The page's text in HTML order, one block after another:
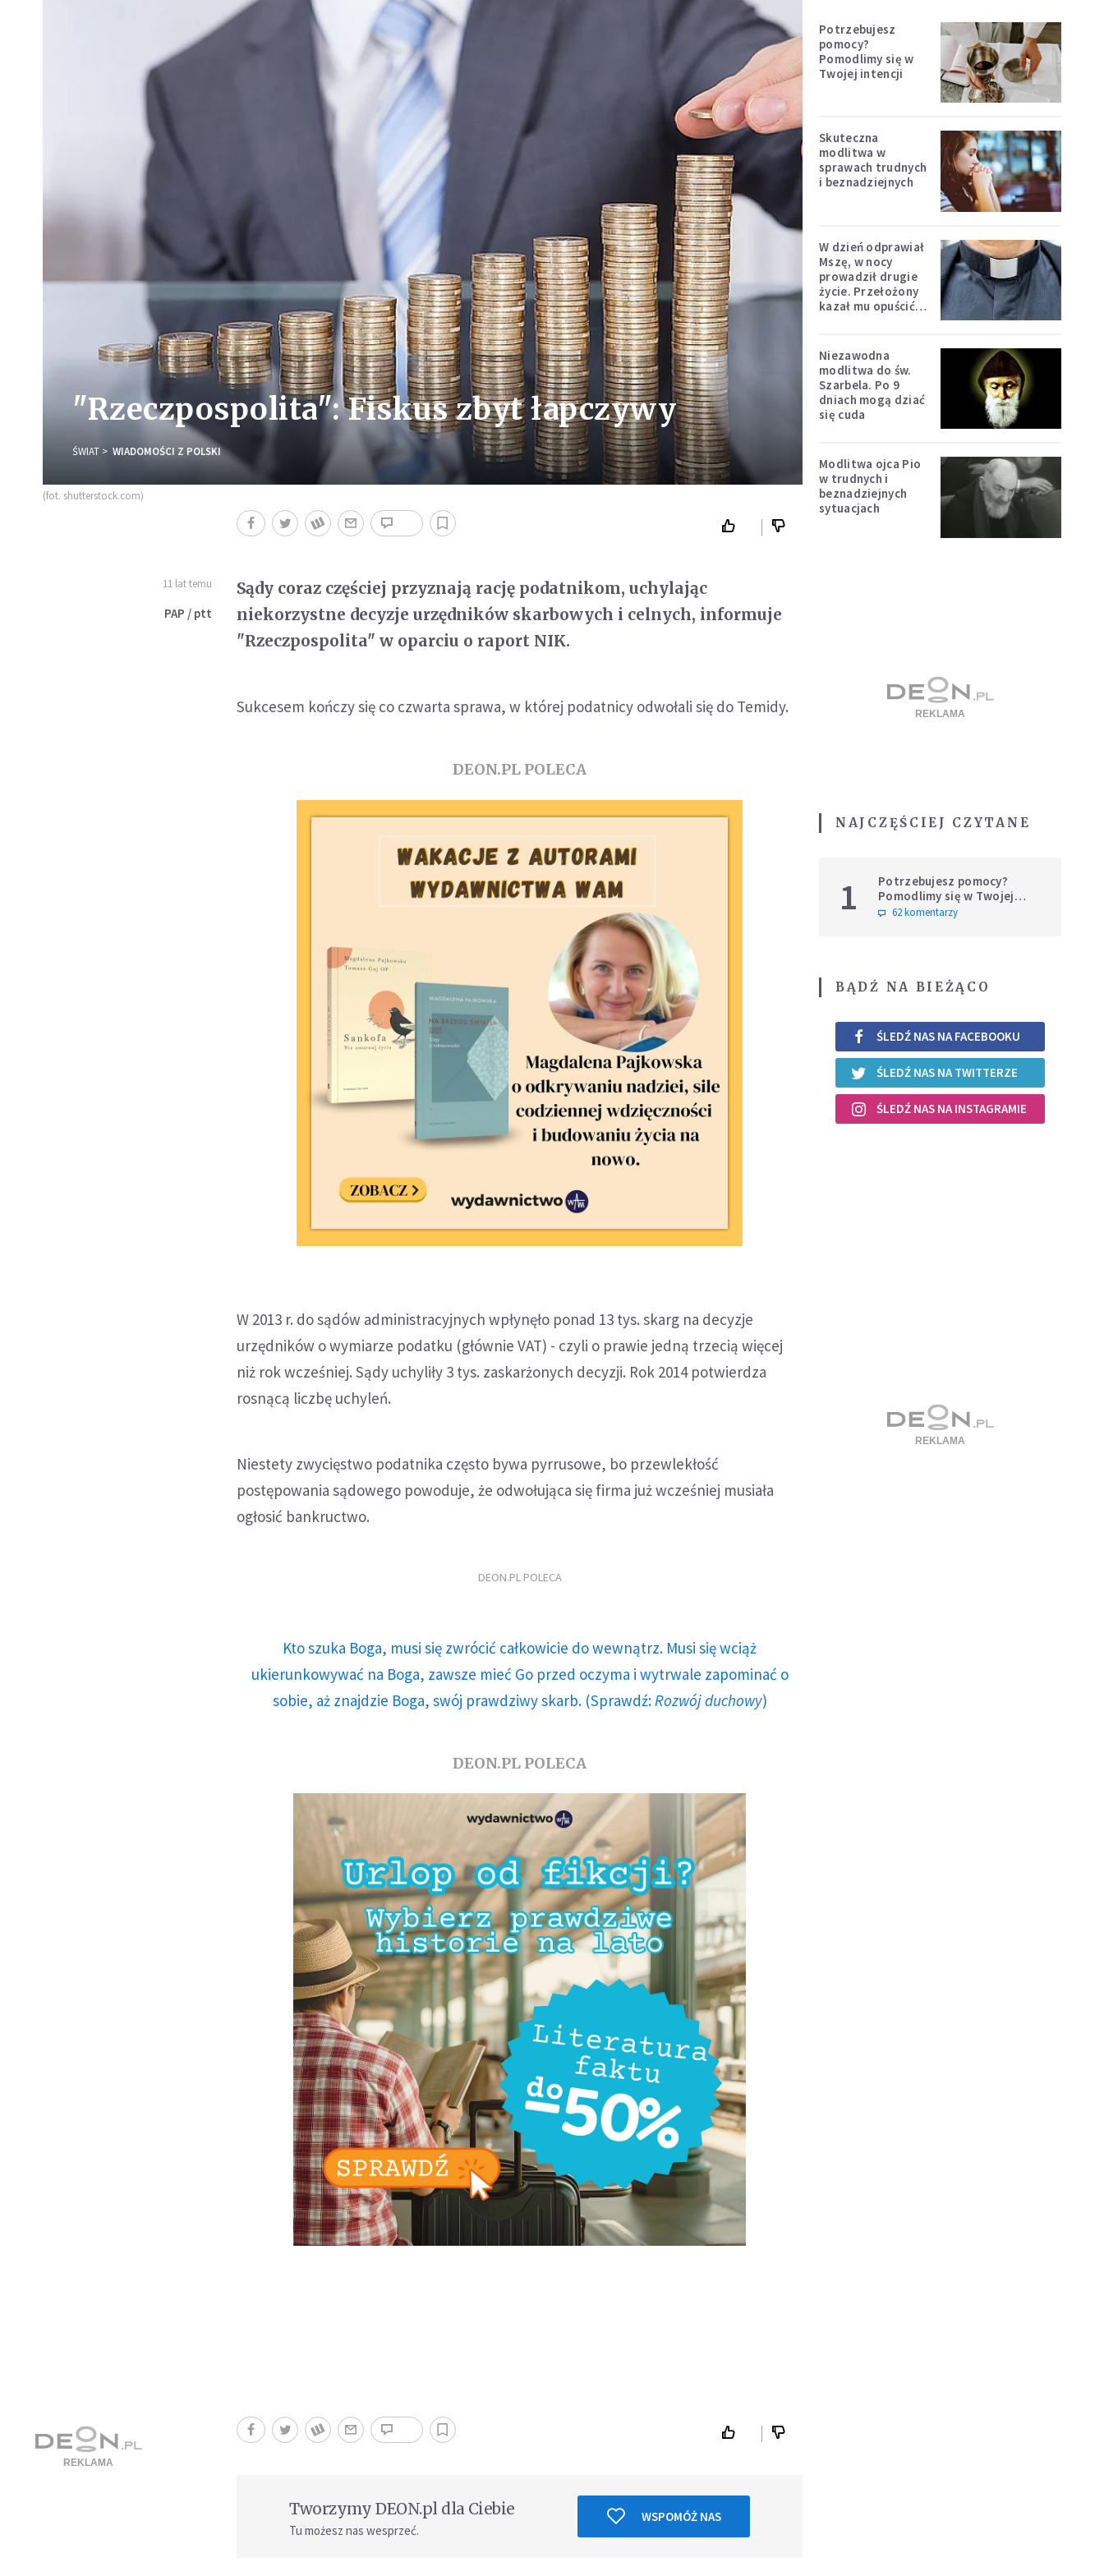
"Rzeczpospolita": Fiskus zbyt łapczywy
ŚWIAT WIADOMOŚCI Z POLSKI
(fot. shutterstock.com)
11 lat temu
PAP / ptt
Sądy coraz częściej przyznają rację podatnikom, uchylając
niekorzystne decyzje urzędników skarbowych i celnych, informuje
"Rzeczpospolita" w oparciu o raport NIK.
Sukcesem kończy się co czwarta sprawa, w której podatnicy odwołali się do Temidy.
DEON.PL POLECA
W 2013 r. do sądów administracyjnych wpłynęło ponad 13 tys. skarg na decyzje
urzędników o wymiarze podatku (głównie VAT) - czyli o prawie jedną trzecią więcej
niż rok wcześniej. Sądy uchyliły 3 tys. zaskarżonych decyzji. Rok 2014 potwierdza
rosnącą liczbę uchyleń.
Niestety zwycięstwo podatnika często bywa pyrrusowe, bo przewlekłość
postępowania sądowego powoduje, że odwołująca się firma już wcześniej musiała
ogłosić bankructwo.
DEON.PL POLECA
Kto szuka Boga, musi się zwrócić całkowicie do wewnątrz. Musi się wciąż
ukierunkowywać na Boga, zawsze mieć Go przed oczyma i wytrwale zapominać o
sobie, aż znajdzie Boga, swój prawdziwy skarb. (Sprawdź: Rozwój duchowy)
DEON.PL POLECA
Tworzymy DEON.pl dla Ciebie
Tu możesz nas wesprzeć.
WSPOMÓŻ NAS
Potrzebujesz
pomocy?
Pomodlimy się w
Twojej intencji
Skuteczna
modlitwa w
sprawach trudnych
i beznadziejnych
W dzień odprawiał
Mszę, w nocy
prowadził drugie
życie. Przełożony
kazał mu opuścić
Niezawodna
modlitwa do św.
Szarbela. Po 9
dniach mogą dziać
się cuda
Modlitwa ojca Pio
w trudnych i
beznadziejnych
sytuacjach
NAJCZĘŚCIEJ CZYTANE
1
Potrzebujesz pomocy?
Pomodlimy się w Twojej
intencji
62 komentarzy
BĄDŹ NA BIEŻĄCO
ŚLEDŹ NAS NA FACEBOOKU
ŚLEDŹ NAS NA TWITTERZE
ŚLEDŹ NAS NA INSTAGRAMIE